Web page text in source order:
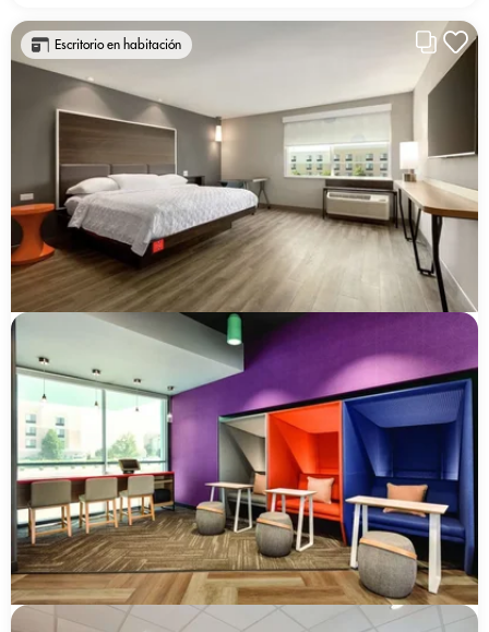
Escritorio en habitación